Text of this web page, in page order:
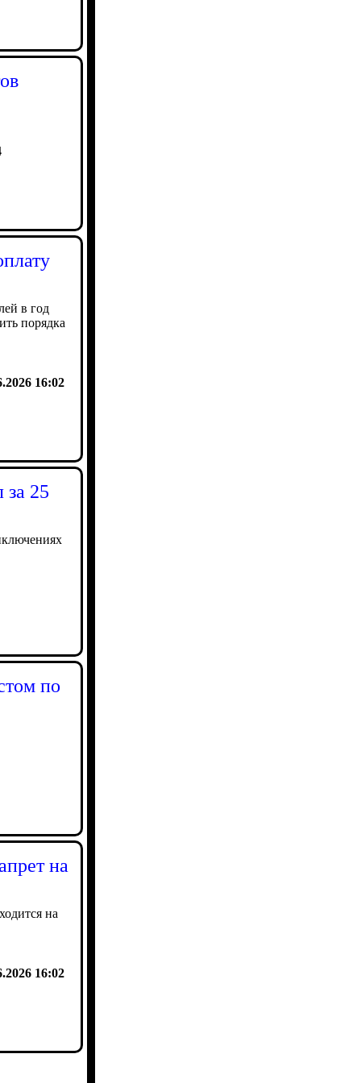
в год
порядка
16:02
25
по
на
на
16:02